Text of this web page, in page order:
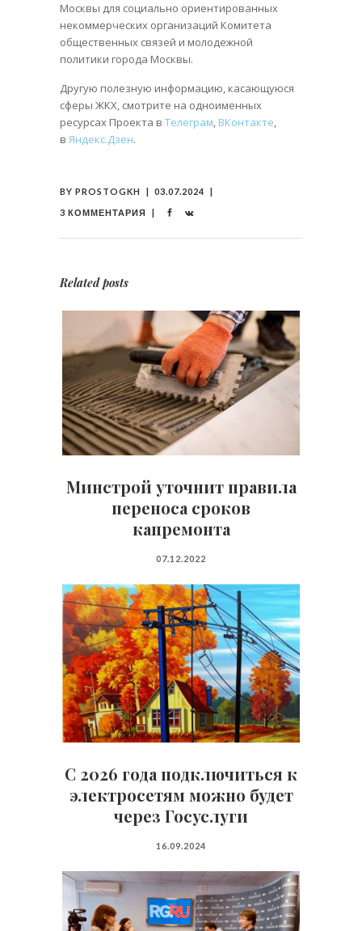
Москвы для социально ориентированных
некоммерческих организаций Комитета
общественных связей и молодежной
политики города Москвы.
Другую полезную информацию, касающуюся
сферы ЖКХ, смотрите на одноименных
ресурсах Проекта в Телеграм, ВКонтакте,
в Яндекс.Дзен.
BY PROSTOGKH
03.07.2024
3 КОММЕНТАРИЯ
Related posts
Минстрой уточнит правила
переноса сроков
капремонта
07.12.2022
С 2026 года подключиться к
электросетям можно будет
через Госуслуги
16.09.2024